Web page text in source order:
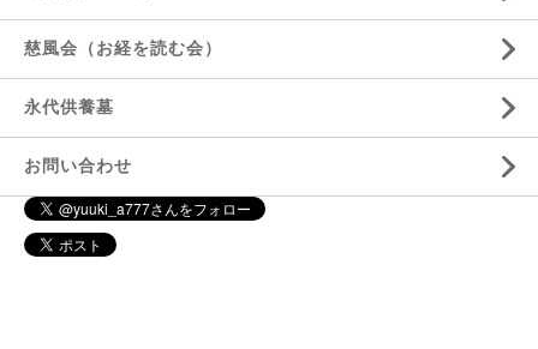
慈風会（お経を読む会）
永代供養墓
お問い合わせ